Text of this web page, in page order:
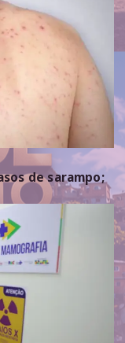
de sarampo;